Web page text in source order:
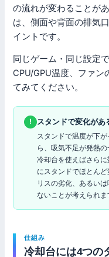
の流れが変わることが
は、側面や背面の排気
イントです。
同じゲーム・同じ設定
CPU/GPU温度、ファン
てみてください。
! スタンドで変化が
スタンドで温度が下
ら、吸気不足が発熱
冷却台を使えばさら
にスタンドでほとん
リスの劣化、あるい
ないことが考えられま
仕組み
冷却台には4つの